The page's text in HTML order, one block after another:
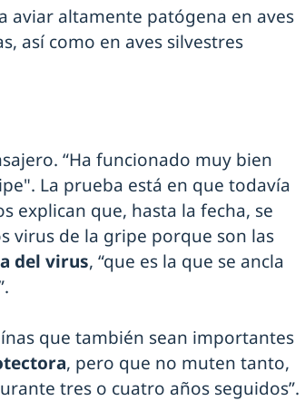
aviar altamente patógena en aves
así como en aves silvestres
“Ha funcionado muy bien
La prueba está en que todavía
explican que, hasta la fecha, se
virus de la gripe porque son las
del virus, “que es la que se ancla
que también sean importantes
, pero que no muten tanto,
tres o cuatro años seguidos”.